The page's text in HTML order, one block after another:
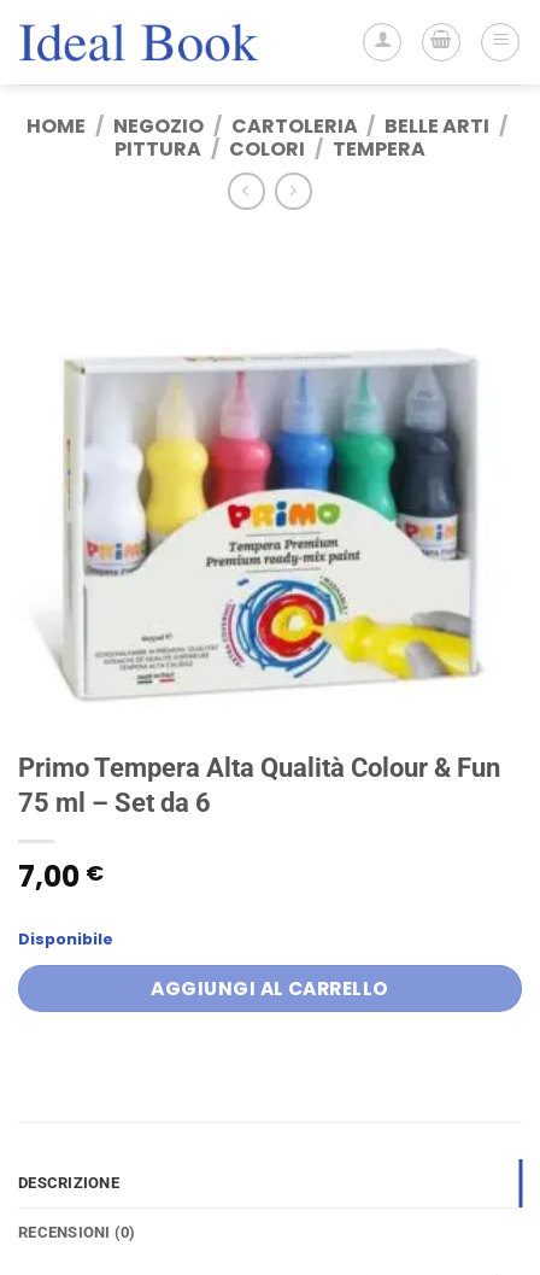
HOME / NEGOZIO / CARTOLERIA / BELLE ARTI /
PITTURA / COLORI / TEMPERA
Primo Tempera Alta Qualità Colour & Fun
75 ml – Set da 6
7,00 €
Disponibile
AGGIUNGI AL CARRELLO
DESCRIZIONE
RECENSIONI (0)